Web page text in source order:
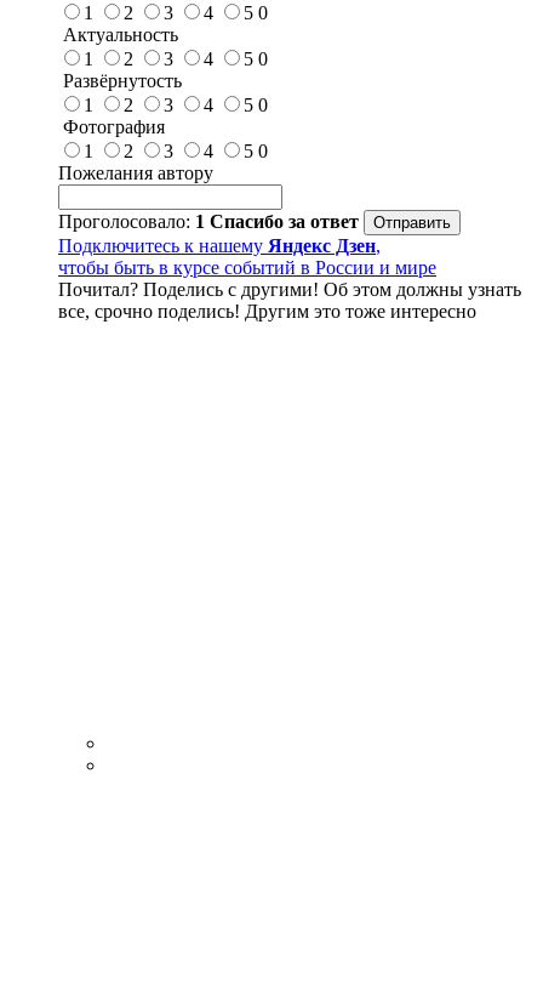
1
2 3 4 5 0
Актуальность
1
2 3 4 5 0
Развёрнутость
1
2 3 4 5 0
Фотография
1
2 3 4 5 0
Пожелания автору
Проголосовало: 1 Спасибо за ответ
Подключитесь к нашему Яндекс Дзен,
чтобы быть в курсе событий в России и мире
Почитал? Поделись с другими! Об этом должны узнать
все, срочно поделись! Другим это тоже интересно